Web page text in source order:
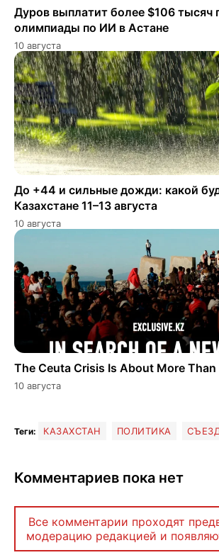
Дуров выплатит более $106 тысяч
олимпиады по ИИ в Астане
10 августа
До +44 и сильные дожди: какой
Казахстане 11–13 августа
10 августа
The Ceuta Crisis Is About More
10 августа
Теги: КАЗАХСТАН ПОЛИТИКА СЪЕЗД
Комментариев пока нет
Все комментарии проходят
модерацию редакцией и